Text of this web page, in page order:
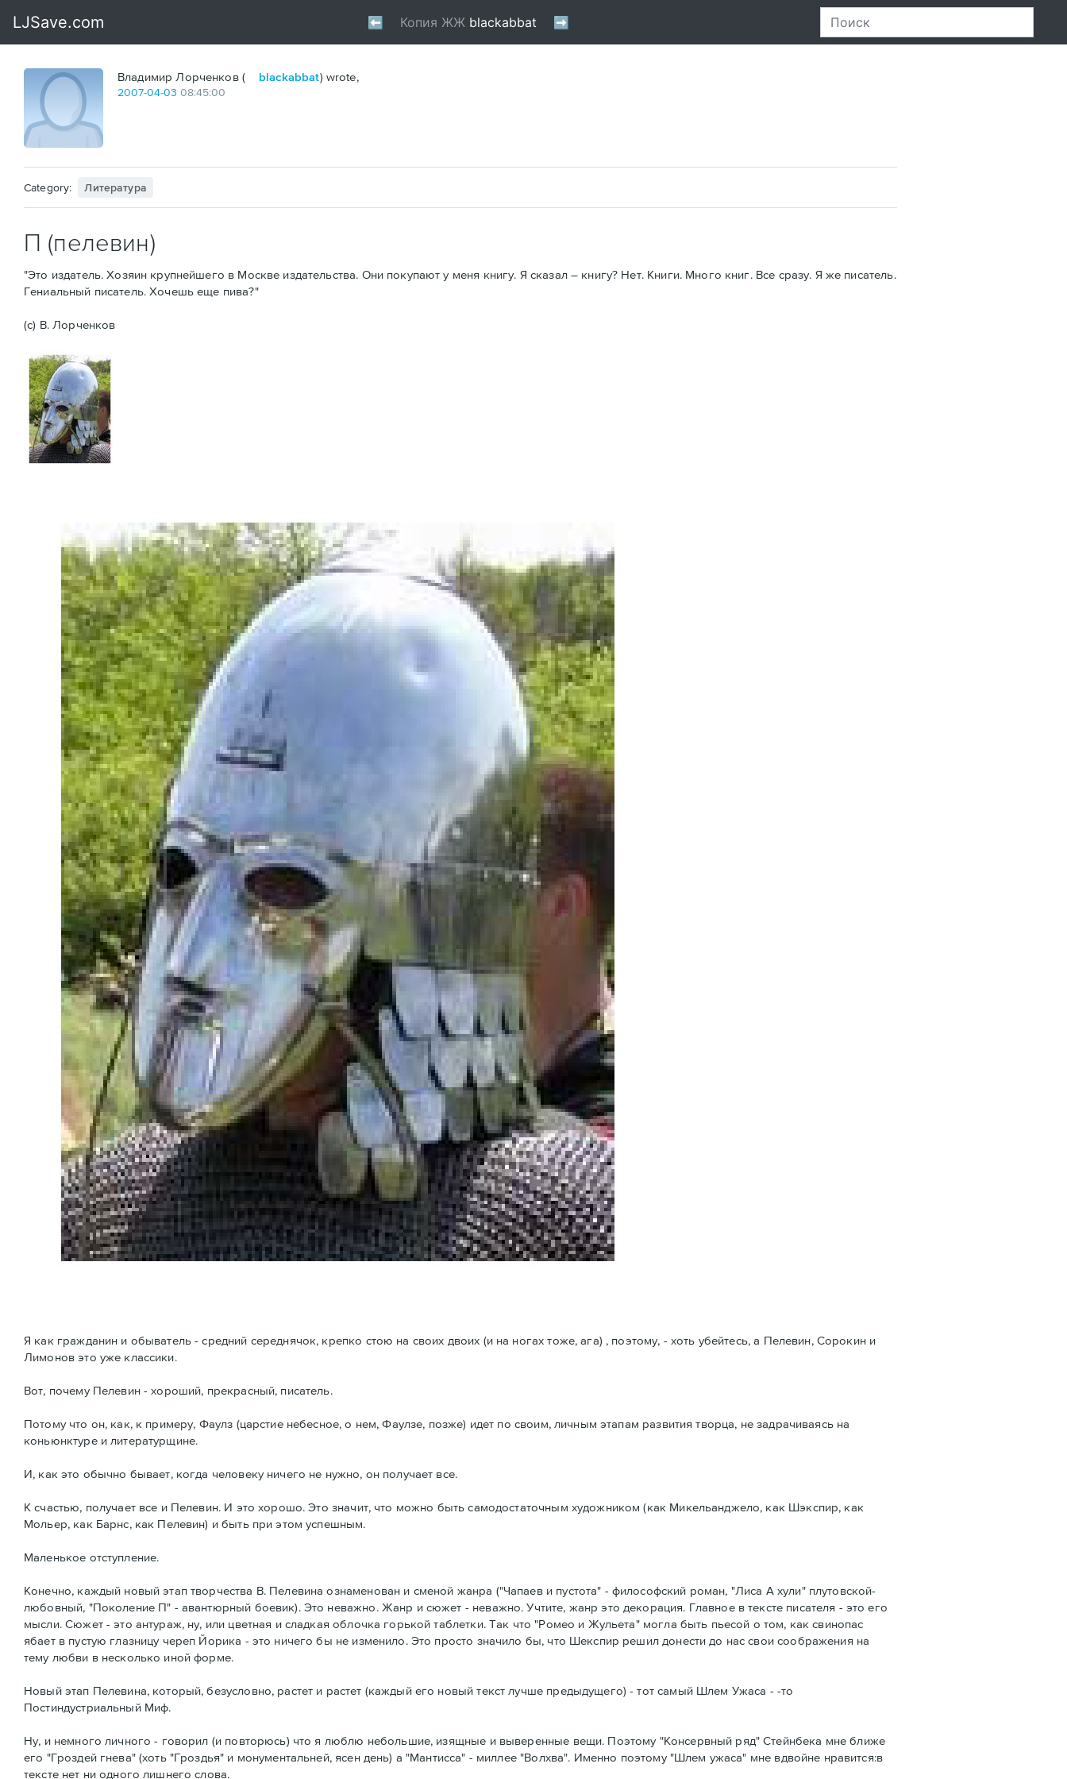
Владимир Лорченков ( blackabbat) wrote,
2007-04-03 08:45:00
Category: Литература
П (пелевин)
"Это издатель. Хозяин крупнейшего в Москве издательства. Они покупают у меня книгу. Я сказал – книгу? Нет. Книги. Много книг. Все сразу. Я же писатель.
Гениальный писатель. Хочешь еще пива?"
(с) В. Лорченков
Я как гражданин и обыватель - средний середнячок, крепко стою на своих двоих (и на ногах тоже, ага) , поэтому, - хоть убейтесь, а Пелевин, Сорокин и
Лимонов это уже классики.
Вот, почему Пелевин - хороший, прекрасный, писатель.
Потому что он, как, к примеру, Фаулз (царстие небесное, о нем, Фаулзе, позже) идет по своим, личным этапам развития творца, не задрачиваясь на
коньюнктуре и литературщине.
И, как это обычно бывает, когда человеку ничего не нужно, он получает все.
К счастью, получает все и Пелевин. И это хорошо. Это значит, что можно быть самодостаточным художником (как Микельанджело, как Шэкспир, как
Мольер, как Барнс, как Пелевин) и быть при этом успешным.
Маленькое отступление.
Конечно, каждый новый этап творчества В. Пелевина ознаменован и сменой жанра ("Чапаев и пустота" - философский роман, "Лиса А хули" плутовской-
любовный, "Поколение П" - авантюрный боевик). Это неважно. Жанр и сюжет - неважно. Учтите, жанр это декорация. Главное в тексте писателя - это его
мысли. Сюжет - это антураж, ну, или цветная и сладкая облочка горькой таблетки. Так что "Ромео и Жульета" могла быть пьесой о том, как свинопас
ябает в пустую глазницу череп Йорика - это ничего бы не изменило. Это просто значило бы, что Шекспир решил донести до нас свои соображения на
тему любви в несколько иной форме.
Новый этап Пелевина, который, безусловно, растет и растет (каждый его новый текст лучше предыдущего) - тот самый Шлем Ужаса - -то
Постиндустриальный Миф.
Ну, и немного личного - говорил (и повторюсь) что я люблю небольшие, изящные и выверенные вещи. Поэтому "Консервный ряд" Стейнбека мне ближе
его "Гроздей гнева" (хоть "Гроздья" и монументальней, ясен день) а "Мантисса" - миллее "Волхва". Именно поэтому "Шлем ужаса" мне вдвойне нравится:в
тексте нет ни одного лишнего слова.